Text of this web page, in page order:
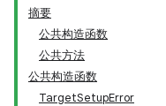
摘要
公共构造函数
公共方法
公共构造函数
TargetSetupError